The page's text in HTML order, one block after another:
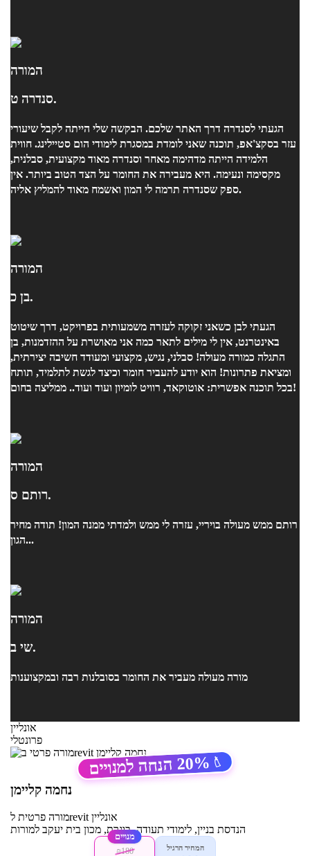
המורה
סנדרה ט.
הגעתי לסנדרה דרך האתר שלכם. הבקשה שלי הייתה לקבל שיעורי
עזר בסקצ'אפ, תוכנה שאני לומדת במסגרת לימודי הום סטיילינג. חווית
הלמידה הייתה מדהימה מאחר וסנדרה מאוד מקצועית, סבלנית,
מקסימה ונעימה. היא מעבירה את החומר על הצד הטוב ביותר. אין
ספק שסנדרה תרמה לי המון ואשמח מאוד להמליץ אליה.
המורה
בן כ.
הגעתי לבן כשאני זקוקה לעזרה משמעותית בפרויקט, דרך שיטוט
באינטרנט, אין לי מילים לתאר כמה אני מאושרת על ההזדמנות, בן
התגלה כמורה מעולה! סבלני, נגיש, מקצועי ומעודד חשיבה יצירתית,
ומציאת פתרונות! הוא יודע להעביר חומר וכיצד לגשת לתלמיד, תותח
בכל תוכנה אפשרית: אוטוקאד, רוויט לומיון ועוד ועוד.. ממליצה בחום!
המורה
רותם ס.
רותם ממש מעולה בויריי, עזרה לי ממש ולמדתי ממנה המון! תודה מחיר
הגון...
המורה
שי ב.
מורה מעולה מעביר את החומר בסובלנות רבה ובמקצוענות
אונליין
פרונטלי
🏷️
20%
הנחה למנויים
נחמה קליימן
מורה פרטיתלrevit אונליין
הנדסת בניין, לימודי תעודה, בוגרת, מכון בית יעקב למורות
המחיר הרגיל
מנויים
₪180